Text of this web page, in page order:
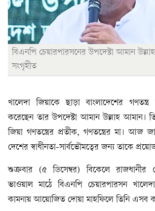
বিএনপি চেয়ারপারসনের উপদেষ্টা আমান
সংগৃহীত
খালেদা জিয়াকে ছাড়া বাংলাদেশের
করেছেন তার উপদেষ্টা আমান উল্লাহ আমান।
জিয়া গণতন্ত্রের প্রতীক, গণতন্ত্রের মা। আজ
দেশের স্বাধীনতা-সার্বভৌমত্বের জন্য তাকে
শুক্রবার (৫ ডিসেম্বর) বিকেলে রাজধানীর
ভাওয়াল মাঠে বিএনপি চেয়ারপারসন
কামনায় আয়োজিত দোয়া মাহফিলে তিনি এসব